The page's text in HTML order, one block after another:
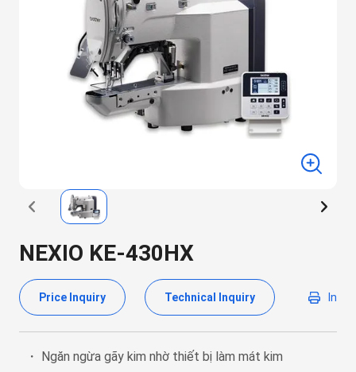
NEXIO KE-430HX
Price Inquiry Technical Inquiry In
・ Ngăn ngừa gãy kim nhờ thiết bị làm mát kim